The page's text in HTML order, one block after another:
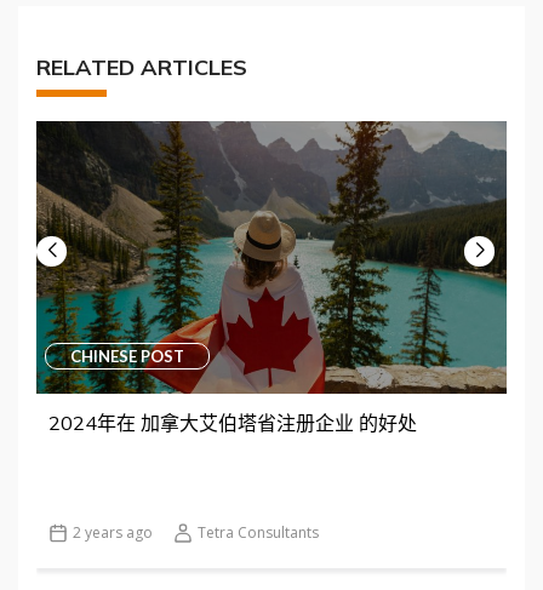
RELATED ARTICLES
CHINESE POST
2024年在 加拿大艾伯塔省注册企业 的好处
2 years ago Tetra Consultants